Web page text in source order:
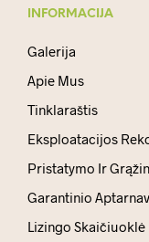
INFORMACIJA
Galerija
Apie Mus
Tinklaraštis
Eksploatacijos
Pristatymo Ir
Garantinio
Lizingo Skaičiuoklė